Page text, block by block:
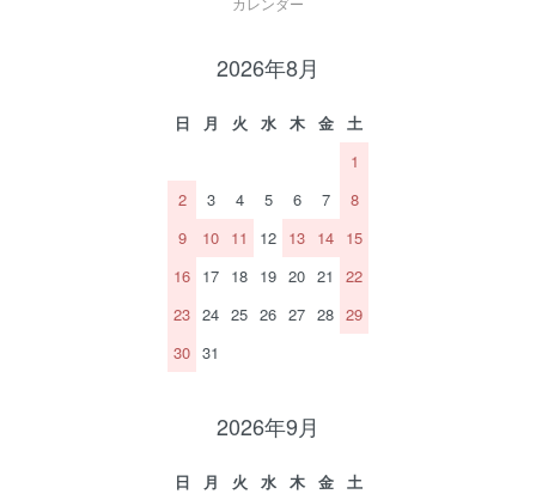
2026年8月
日 月 火 水 木 金
土
1
2
3 4 5 6 7
8
9
10 11 12 13 14 15
16 17 18 19 20 21
22
23 24 25 26 27 28 29
30 31
2026年9月
日 月 火 水 木 金
土